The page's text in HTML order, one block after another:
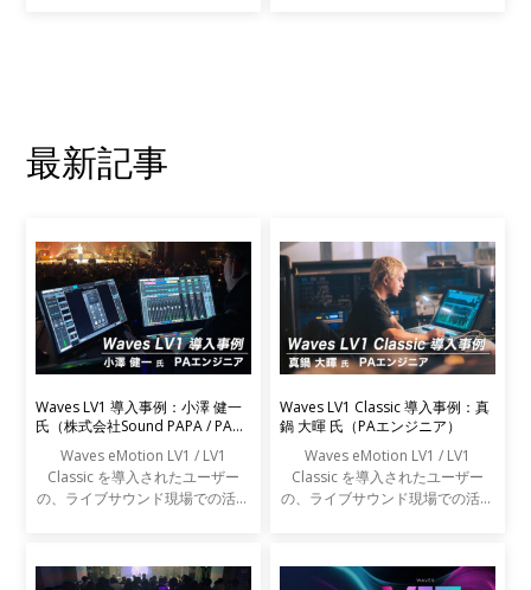
最新記事
Waves LV1 導入事例：小澤 健一
氏（株式会社Sound PAPA / PAエ
Waves eMotion LV1 / LV1
Classic を導入されたユーザー
の、ライブサウンド現場での活用
Waves LV1 Classic 導入事例：真
鍋 大暉 氏（PAエンジニア）
Waves eMotion LV1 / LV1
Classic を導入されたユーザー
の、ライブサウンド現場での活用